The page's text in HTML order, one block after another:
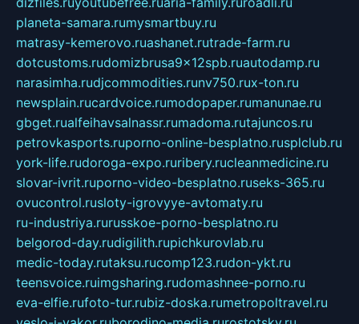
planeta-samara.rumysmartbuy.ru
matrasy-kemerovo.ruashanet.rutrade-farm.ru
dotcustoms.rudomizbrusa9x12spb.ruautodamp.ru
narasimha.rudjcommodities.runv750.rux-ton.ru
newsplain.rucardvoice.rumodopaper.rumanunae.ru
gbget.rualfeihavsalnassr.rumadoma.rutajuncos.ru
petrovkasports.ruporno-online-besplatno.rusplclub.ru
york-life.rudoroga-expo.ruribery.rucleanmedicine.ru
slovar-ivrit.ruporno-video-besplatno.ruseks-365.ru
ovucontrol.rusloty-igrovyye-avtomaty.ru
ru-industriya.rurusskoe-porno-besplatno.ru
belgorod-day.rudigilith.rupichkurovlab.ru
medic-today.rutaksu.rucomp123.rudon-ykt.ru
teensvoice.ruimgsharing.rudomashnee-porno.ru
eva-elfie.rufoto-tur.rubiz-doska.rumetropoltravel.ru